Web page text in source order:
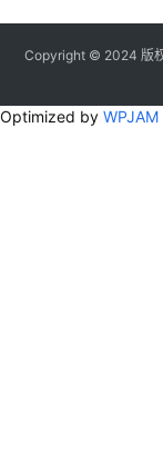
Copyright © 2024 版
Optimized by WPJAM